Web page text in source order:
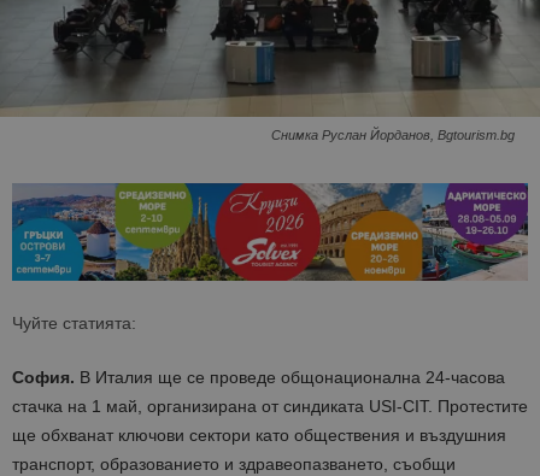
Снимка Руслан Йорданов, Bgtourism.bg
Чуйте статията:
София. В Италия ще се проведе общонационална 24-часова
стачка на 1 май, организирана от синдиката USI-CIT. Протестите
ще обхванат ключови сектори като обществения и въздушния
транспорт, образованието и здравеопазването, съобщи